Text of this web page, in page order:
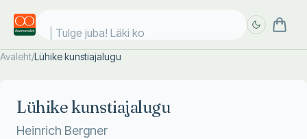
Tulge juba! Läki koo
Avaleht/Lühike kunstiajalugu
Lühike kunstiajalugu
Heinrich Bergner